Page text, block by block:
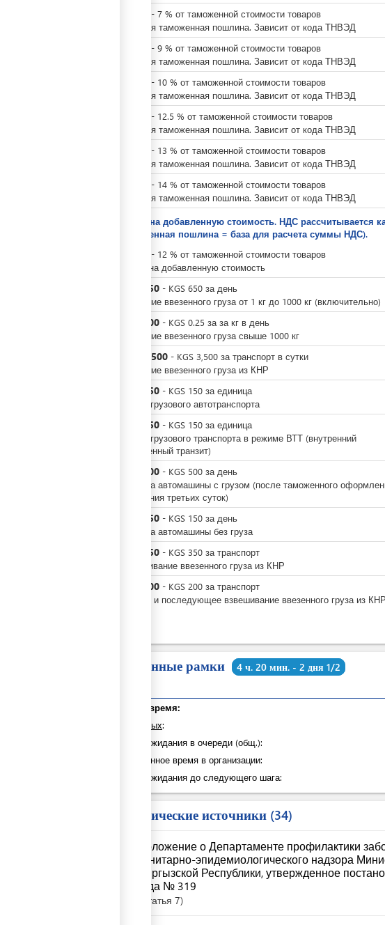
- 7 % от таможенной стоимости товаров
Ввозная таможенная пошлина. Зависит от кода ТНВЭД
- 9 % от таможенной стоимости товаров
Ввозная таможенная пошлина. Зависит от кода ТНВЭД
- 10 % от таможенной стоимости товаров
Ввозная таможенная пошлина. Зависит от кода ТНВЭД
- 12.5 % от таможенной стоимости товаров
Ввозная таможенная пошлина. Зависит от кода ТНВЭД
- 13 % от таможенной стоимости товаров
Ввозная таможенная пошлина. Зависит от кода ТНВЭД
- 14 % от таможенной стоимости товаров
Ввозная таможенная пошлина. Зависит от кода ТНВЭД
Налог на добавленную стоимость. НДС
таможенная пошлина = база для расчета суммы НДС).
- 12 % от таможенной стоимости товаров
Налог на добавленную стоимость
650 - KGS 650 за день
Хранение ввезенного груза от 1 кг до 1000 кг (включительно)
500 - KGS 0.25 за за кг в день
Хранение ввезенного груза свыше 1000 кг
3,500 - KGS 3,500 за транспорт в сутки
Хранение ввезенного груза из КНР
150 - KGS 150 за единица
Въезд грузового автотранспорта
150 - KGS 150 за единица
Въезд грузового транспорта в режиме ВТТ (внутренний
таможенный транзит)
500 - KGS 500 за день
Стоянка автомашины с грузом (после таможенного
истечения третьих суток)
150 - KGS 150 за день
Стоянка автомашины без груза
350 - KGS 350 за транспорт
Взвешивание ввезенного груза из КНР
200 - KGS 200 за транспорт
Второе и последующее взвешивание ввезенного груза из КНР
Временные рамки 4 ч. 20 мин. - 2 дня 1/2
Общее время:
из которых:
Время ожидания в очереди (общ.):
Затраченное время в организации:
Время ожидания до следующего шага:
Юридические источники 34
Положение о Департаменте профилактики
санитарно-эпидемиологического надзора
Кыргызской Республики, утвержденное
года № 319
Статья 7